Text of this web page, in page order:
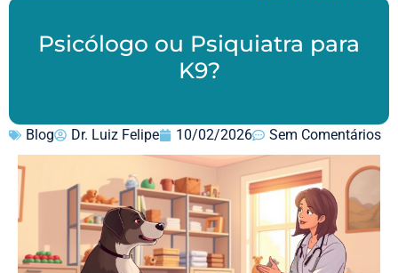
Psicólogo ou Psiquiatra para
K9?
Blog Dr. Luiz Felipe 10/02/2026 Sem Comentários